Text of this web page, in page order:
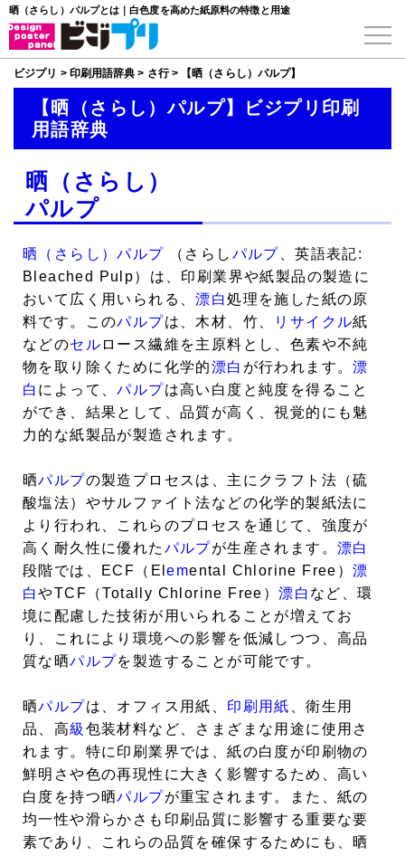
晒（さらし）パルプとは｜白色度を高めた紙原料の特徴と用途
ビジプリ > 印刷用語辞典 > さ行> 【晒（さらし）パルプ】
【晒（さらし）パルプ】ビジプリ印刷
用語辞典
晒（さらし）
パルプ
晒（さらし）パルプ （さらし パルプ 、英語表記:
Bleached Pulp）は、印刷業界や紙製品の製造に
おいて広く用いられる、漂白処理を施した紙の原
料です。このパルプは、木材、竹、 リサイクル紙
などのセル ロース繊維を主原料とし、色素や不純
物を取り除くために化学的漂白 が行われます。漂
白 によって、パルプは高い白度と純度を得ること
ができ、結果として、品質が高く、視覚的にも魅
力的な紙製品が製造されます。
晒パルプの製造プロセスは、主にクラフト法（硫
酸塩法）やサルファイト法などの化学的製紙法に
より行われ、これらのプロセスを通じて、強度が
高く耐久性に優れた パルプが生産されます。漂白
段階では、ECF（Elemental Chlorine Free）漂
白やTCF（Totally Chlorine Free）漂白 など、環
境に配慮した技術が用いられることが増えてお
り、これにより環境への影響を低減しつつ、高品
質な晒パルプを製造することが可能です。
晒パルプは、オフィス用紙、 印刷用紙
、衛生用
品、高級 包装材料など、さまざまな用途に使用さ
れます。特に印刷業界では、紙の白度が印刷物の
鮮明さや色の再現性に大きく影響するため、高い
白度を持つ晒パルプが重宝されます。また、紙の
均一性や滑らかさも印刷品質に影響する重要な要
素であり、これらの品質を確保するためにも、晒